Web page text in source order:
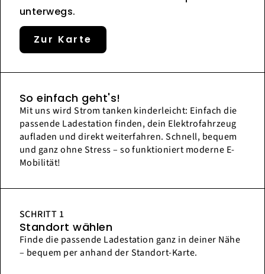
unterwegs.
Zur Karte
So einfach geht's!
Mit uns wird Strom tanken kinderleicht: Einfach die
passende Ladestation finden, dein Elektrofahrzeug
aufladen und direkt weiterfahren. Schnell, bequem
und ganz ohne Stress – so funktioniert moderne E-
Mobilität!
SCHRITT 1
Standort wählen
Finde die passende Ladestation ganz in deiner Nähe
– bequem per anhand der Standort-Karte.